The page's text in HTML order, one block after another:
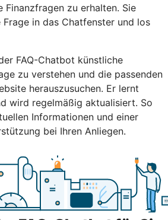
zu erhalten. Sie
Frage in das Chatfenster und los
FAQ-Chatbot künstliche
zu verstehen und die passenden
herauszusuchen. Er lernt
wird regelmäßig aktualisiert. So
Informationen und einer
bei Ihren Anliegen.